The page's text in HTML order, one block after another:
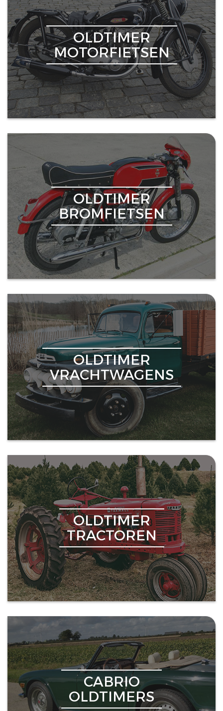
OLDTIMER
MOTORFIETSEN
OLDTIMER
BROMFIETSEN
OLDTIMER
VRACHTWAGENS
OLDTIMER
TRACTOREN
CABRIO
OLDTIMERS